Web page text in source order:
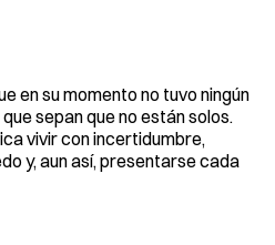
en su momento no tuvo ningún
sepan que no están solos.
vivir con incertidumbre,
y, aun así, presentarse cada